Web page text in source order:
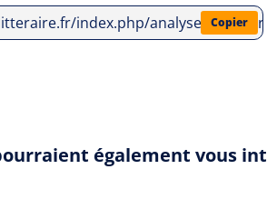
index.php/analyses-Copier
également vous